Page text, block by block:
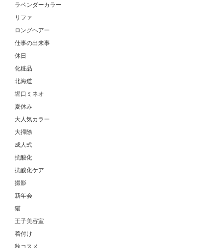
ラベンダーカラー
リファ
ロングヘアー
仕事の出来事
休日
化粧品
北海道
堀口ミネオ
夏休み
大人気カラー
大掃除
成人式
抗酸化
抗酸化ケア
撮影
新年会
猫
王子美容室
着付け
秋コスメ